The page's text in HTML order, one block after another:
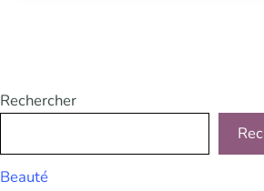
Rechercher
Beauté